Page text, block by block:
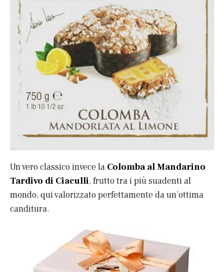
Un vero classico invece la Colomba al Mandarino
Tardivo di Ciaculli, frutto tra i più suadenti al
mondo, qui valorizzato perfettamente da un’ottima
canditura.